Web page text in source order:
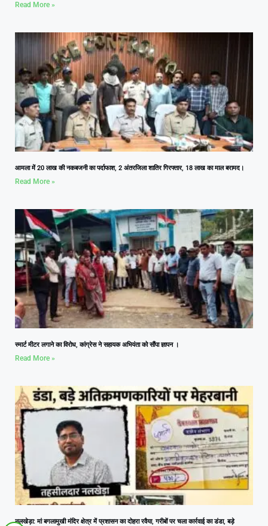
Read More »
आमला में 20 लाख की नकबजनी का पर्दाफाश, 2 अंतरजिला शातिर गिरफ्तार, 18 लाख का माल बरामद।
Read More »
स्मार्ट मीटर लगाने का विरोध, कांग्रेस ने सहायक अभियंता को सौंपा ज्ञापन ।
Read More »
नलखेड़ा: मां बगलामुखी मंदिर क्षेत्र में प्रशासन का दोहरा रवैया, गरीबों पर चला कार्रवाई का डंडा, बड़े